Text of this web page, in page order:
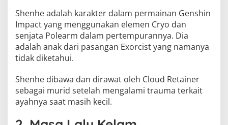
Shenhe adalah karakter dalam permainan Genshin
Impact yang menggunakan elemen Cryo dan
senjata Polearm dalam pertempurannya. Dia
adalah anak dari pasangan Exorcist yang namanya
tidak diketahui.
Shenhe dibawa dan dirawat oleh Cloud Retainer
sebagai murid setelah mengalami trauma terkait
ayahnya saat masih kecil.